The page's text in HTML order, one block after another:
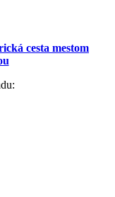
cesta mestom